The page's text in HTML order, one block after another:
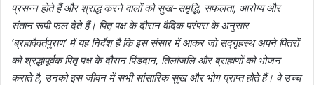
प्रसन्न होते हैं और श्राद्ध करने वालों को सुख-समृद्धि, सफलता, आरोग्य और
संतान रूपी फल देते हैं। पितृ पक्ष के दौरान वैदिक परंपरा के अनुसार
‘ब्रह्मवैवर्तपुराण’ में यह निर्देश है कि इस संसार में आकर जो सद्गृहस्थ अपने पितरों
को श्रद्धापूर्वक पितृ पक्ष के दौरान पिंडदान, तिलांजलि और ब्राह्मणों को भोजन
कराते है, उनको इस जीवन में सभी सांसारिक सुख और भोग प्राप्त होते हैं। वे उच्च